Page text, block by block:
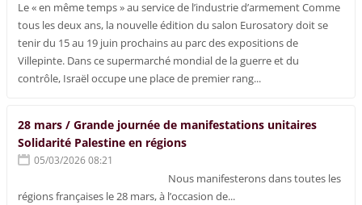
Le « en même temps » au service de l’industrie d’armement Comme
tous les deux ans, la nouvelle édition du salon Eurosatory doit se
tenir du 15 au 19 juin prochains au parc des expositions de
Villepinte. Dans ce supermarché mondial de la guerre et du
contrôle, Israël occupe une place de premier rang...
28 mars / Grande journée de manifestations unitaires
Solidarité Palestine en régions
05/03/2026 08:21
Nous manifesterons dans toutes les
régions françaises le 28 mars, à l’occasion de...